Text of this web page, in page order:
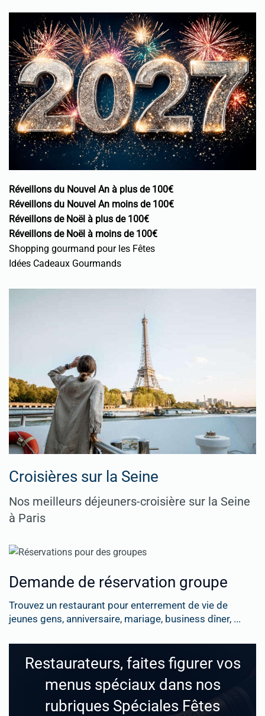
Réveillons du Nouvel An à plus de 100€
Réveillons du Nouvel An moins de 100€
Réveillons de Noël à plus de 100€
Réveillons de Noël à moins de 100€
Shopping gourmand pour les Fêtes
Idées Cadeaux Gourmands
Croisières sur la Seine
Nos meilleurs déjeuners-croisière sur la Seine
à Paris
Demande de réservation groupe
Trouvez un restaurant pour enterrement de vie de
jeunes gens, anniversaire, mariage, business dîner, ...
Restaurateurs, faites figurer vos
menus spéciaux dans nos
rubriques Spéciales Fêtes